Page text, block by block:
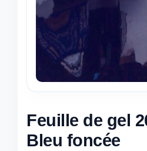
Feuille de gel
Bleu foncée